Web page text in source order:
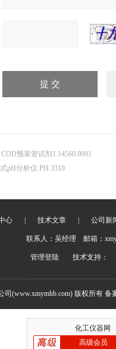
预装管试剂1.14560.0001
pH分析仪 PH 3310
心 技术文章 公司新
联系人：吴经理 邮箱：
管理登陆 技术支持：
(www.xmymhb.com) 版权所有 备
化工仪器网
高级会员